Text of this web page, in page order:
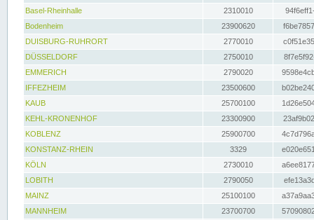
Basel-Rheinhalle
2310010
Bodenheim
23900620
DUISBURG-RUHRORT
2770010
DÜSSELDORF
2750010
EMMERICH
2790020
IFFEZHEIM
23500600
KAUB
25700100
KEHL-KRONENHOF
23300900
KOBLENZ
25900700
KONSTANZ-RHEIN
3329
KÖLN
2730010
LOBITH
2790050
MAINZ
25100100
MANNHEIM
23700700